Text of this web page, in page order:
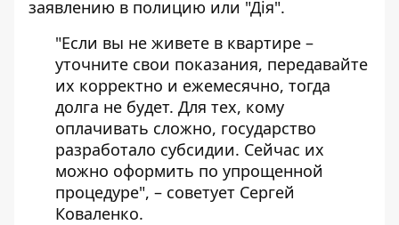
заявлению в полицию или "Дія".
"Если вы не живете в квартире –
уточните свои показания, передавайте
их корректно и ежемесячно, тогда
долга не будет. Для тех, кому
оплачивать сложно, государство
разработало субсидии. Сейчас их
можно оформить по упрощенной
процедуре", – советует Сергей
Коваленко.